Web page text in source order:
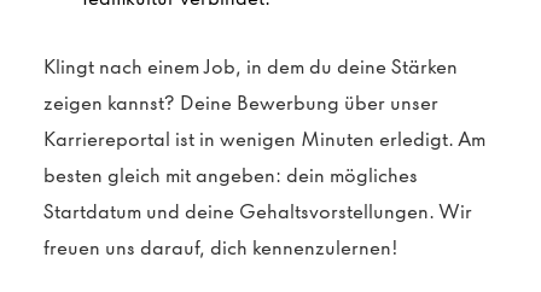
Klingt nach einem Job, in dem du deine Stärken
zeigen kannst? Deine Bewerbung über unser
Karriereportal ist in wenigen Minuten erledigt. Am
besten gleich mit angeben: dein mögliches
Startdatum und deine Gehaltsvorstellungen. Wir
freuen uns darauf, dich kennenzulernen!